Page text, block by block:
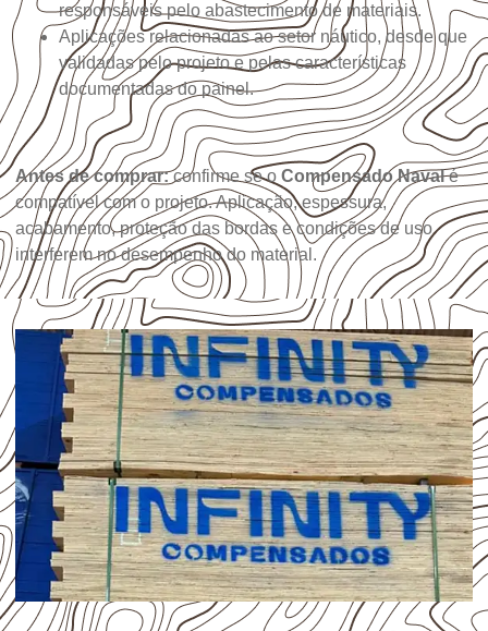
responsáveis pelo abastecimento de materiais.
Aplicações relacionadas ao setor náutico, desde que
validadas pelo projeto e pelas características
documentadas do painel.
Antes de comprar:confirme se o Compensado Navalé
compatível com o projeto. Aplicação, espessura,
acabamento, proteção das bordas e condições de uso
interferem no desempenho do material.